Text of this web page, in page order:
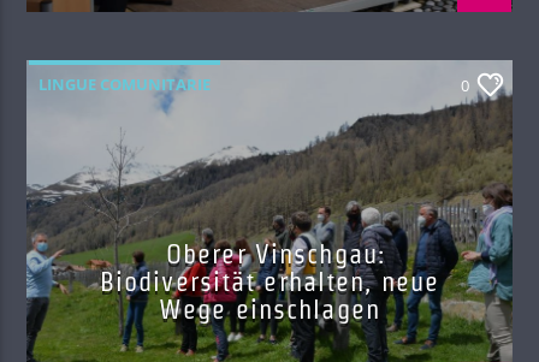
LINGUE COMUNITARIE 0
Oberer Vinschgau:
Biodiversität erhalten, neue
Wege einschlagen